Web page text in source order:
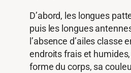
D’abord, les longues
puis les longues
l’absence d’ailes
endroits frais et
forme du corps, sa